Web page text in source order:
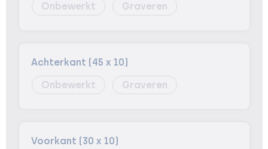
Onbewerkt
Graveren
Achterkant (45 x 10)
Onbewerkt
Graveren
Voorkant (30 x 10)